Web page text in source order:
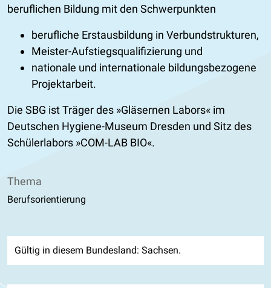
beruflichen Bildung mit den Schwerpunkten
berufliche Erstausbildung in Verbundstrukturen,
Meister-Aufstiegsqualifizierung und
nationale und internationale bildungsbezogene
Projektarbeit.
Die SBG ist Träger des Gläsernen Labors
im
Deutschen Hygiene-Museum Dresden und Sitz des
Schülerlabors
COM-LAB BIO .
Thema
Berufsorientierung
Gültig in diesem Bundesland: Sachsen.